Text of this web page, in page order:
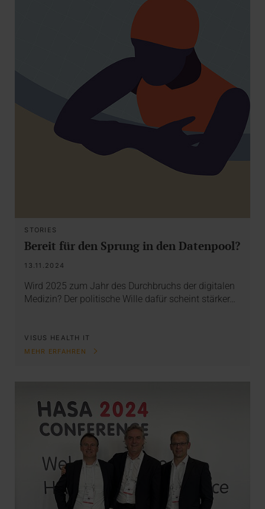
STORIES
Bereit für den Sprung in den Datenpool?
13.11.2024
Wird 2025 zum Jahr des Durchbruchs der digitalen
Medizin? Der politische Wille dafür scheint stärker…
VISUS HEALTH IT
MEHR ERFAHREN